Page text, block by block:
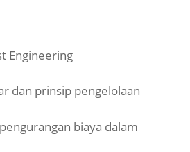
Engineering
dan prinsip pengelolaan
biaya dalam